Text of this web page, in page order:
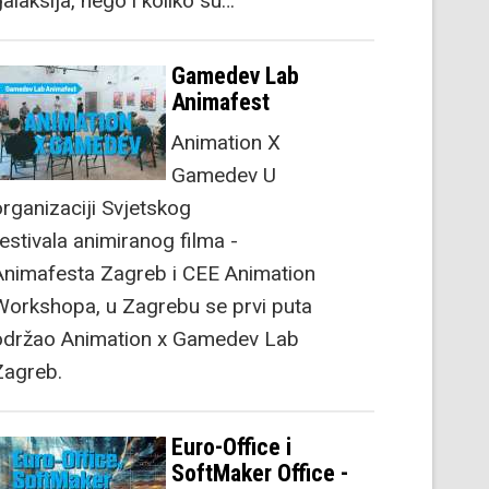
Gamedev Lab
Animafest
Animation X
Gamedev U
Svjetskog
animiranog filma -
Zagreb i CEE Animation
u Zagrebu se prvi puta
Animation x Gamedev Lab
Euro-Office i
SoftMaker Office -